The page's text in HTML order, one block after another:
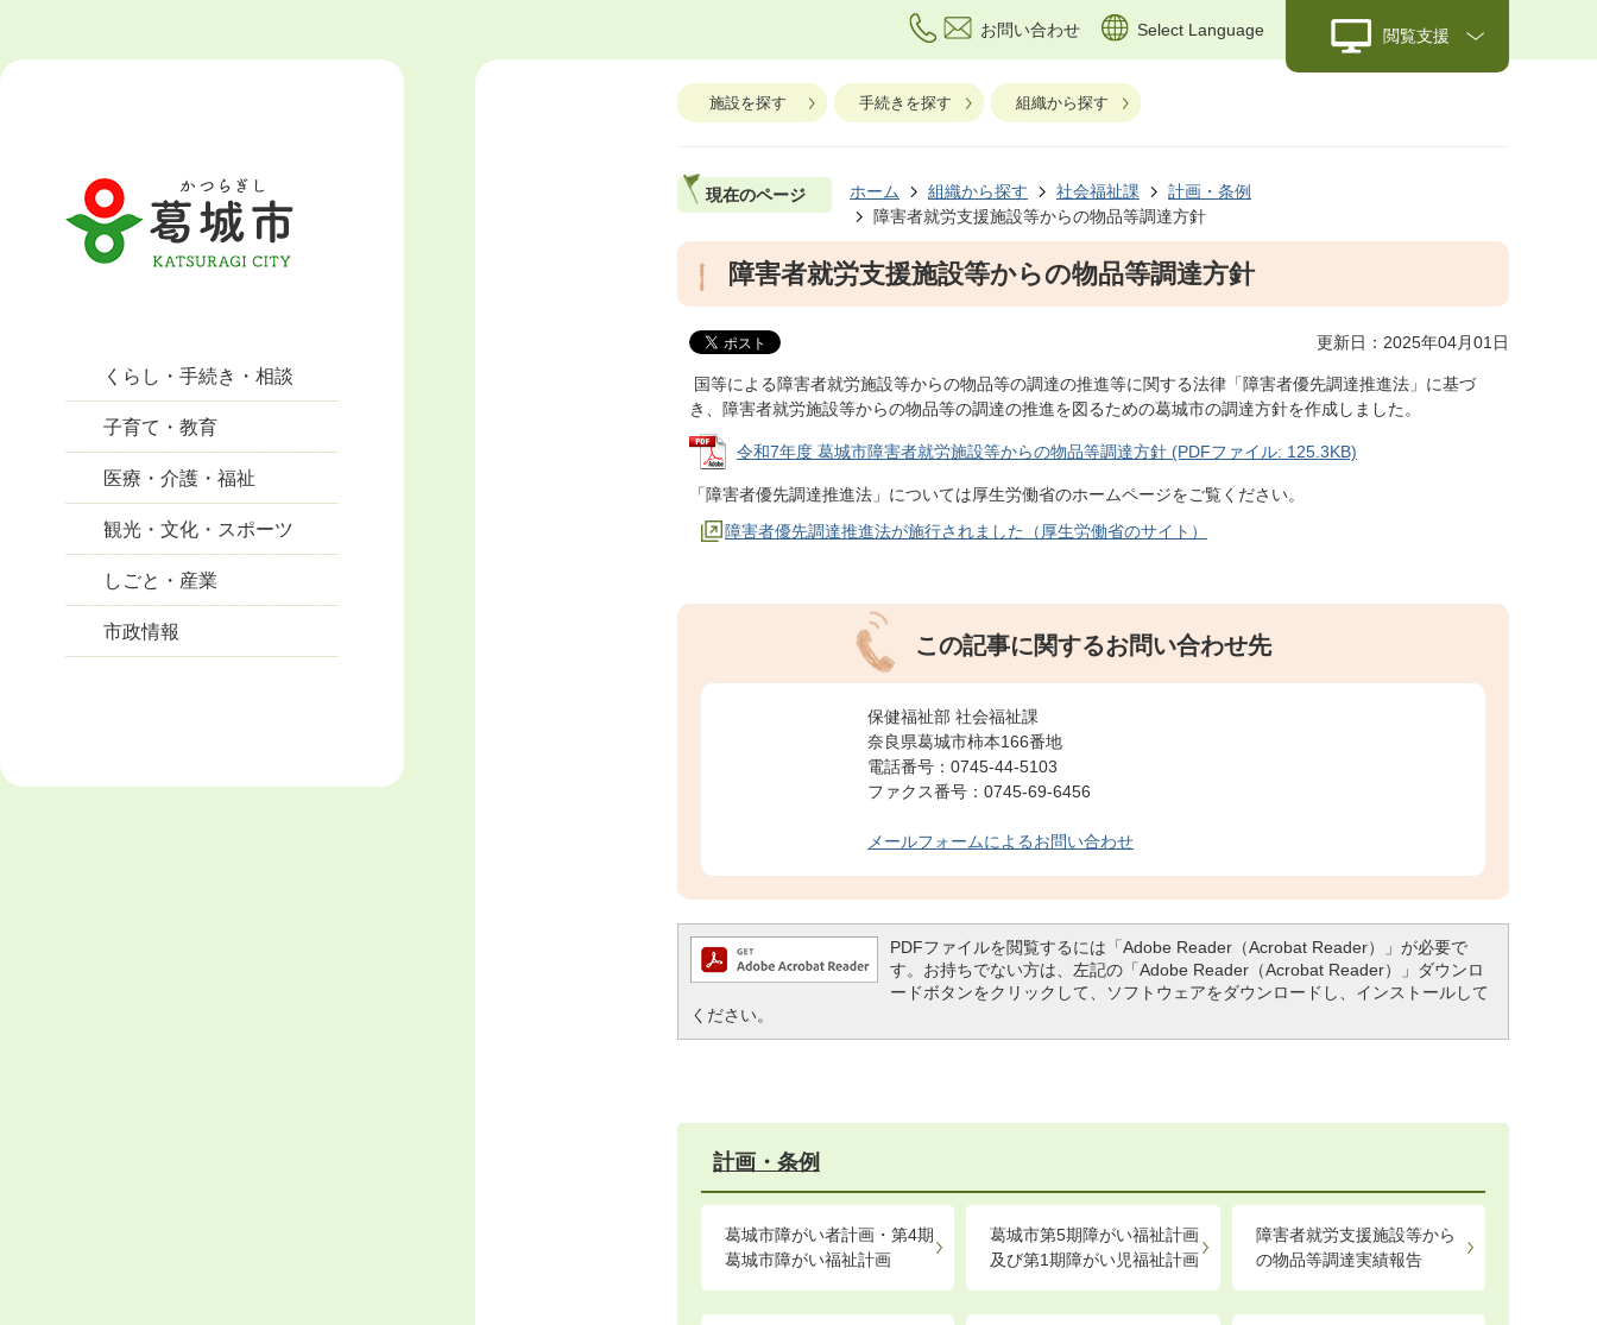
お問い合わせ Select Language 閲覧支援
くらし・手続き・相談
子育て・教育
医療・介護・福祉
観光・文化・スポーツ
しごと・産業
市政情報
施設を探す 手続きを探す 組織から探す
現在のページ ホーム 組織から探す 社会福祉課
計画・条例
障害者就労支援施設等からの物品等調達方針
障害者就労支援施設等からの物品等調達方針
更新日：2025年04月01日
国等による障害者就労施設等からの物品等の調達の推進等に関する法律「障害者優先調達推進法」に基づ
き、障害者就労施設等からの物品等の調達の推進を図るための葛城市の調達方針を作成しました。
令和7年度 葛城市障害者就労施設等からの物品等調達方針 (PDFファイル: 125.3KB)
「障害者優先調達推進法」については厚生労働省のホームページをご覧ください。
障害者優先調達推進法が施行されました（厚生労働省のサイト）
この記事に関するお問い合わせ先
保健福祉部 社会福祉課
奈良県葛城市柿本166番地
電話番号：0745-44-5103
ファクス番号：0745-69-6456
メールフォームによるお問い合わせ
PDFファイルを閲覧するには「Adobe Reader（Acrobat Reader）」が必要で
す。お持ちでない方は、左記の「Adobe Reader（Acrobat Reader）」ダウンロ
ードボタンをクリックして、ソフトウェアをダウンロードし、インストールして
ください。
計画・条例
葛城市障がい者計画・第4期
葛城市障がい福祉計画
葛城市第5期障がい福祉計画
及び第1期障がい児福祉計画
障害者就労支援施設等から
の物品等調達実績報告